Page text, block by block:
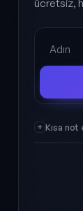
ücretsiz,
Ad Soyad
Telefon
Kısa